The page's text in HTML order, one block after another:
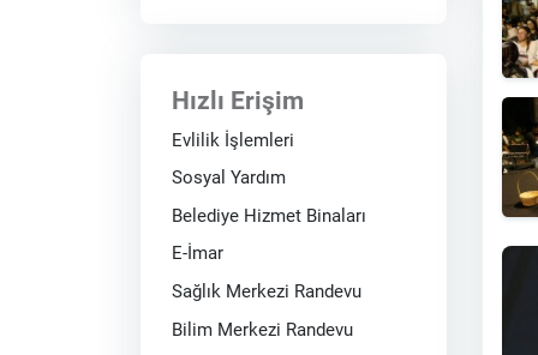
Hızlı Erişim
Evlilik İşlemleri
Sosyal Yardım
Belediye Hizmet Binaları
E-İmar
Sağlık Merkezi Randevu
Bilim Merkezi Randevu